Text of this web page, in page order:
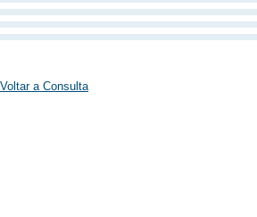
Voltar a Consulta